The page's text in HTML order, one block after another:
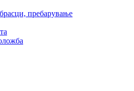
пребарување